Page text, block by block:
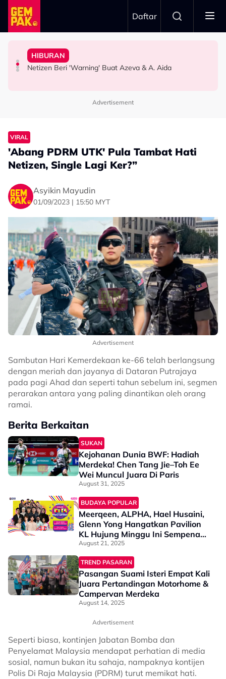
Skip to main content
Daftar
Bawa Anak Ke Klinik, Syasya Rizal Terkejut Dikenali
Doktor
HIBURAN
Netizen Beri 'Warning' Buat Azeva & A. Aida
Kilauan Emas Selebriti: Fazlina Ahmad Daud Elak Nyanyi
Lagu Ogy, Tak Mahu Ada Perbandingan - "Saya Tak Nak
Sanggup ‘Battle’ Beli Tiket Gema Bumantara, Noraniza
Idris: “Masa Dapat Call, Ingat Jemput Jadi Penonton”
Advertisement
VIRAL
'Abang PDRM UTK' Pula Tambat Hati
Netizen, Single Lagi Ker?”
Asyikin Mayudin
01/09/2023 | 15:50 MYT
Advertisement
Sambutan Hari Kemerdekaan ke-66 telah berlangsung
dengan meriah dan jayanya di Dataran Putrajaya
pada pagi Ahad dan seperti tahun sebelum ini, segmen
perarakan antara yang paling dinantikan oleh orang
ramai.
Berita Berkaitan
SUKAN
Kejohanan Dunia BWF: Hadiah
Merdeka! Chen Tang Jie–Toh Ee
Wei Muncul Juara Di Paris
August 31, 2025
BUDAYA POPULAR
Meerqeen, ALPHA, Hael Husaini,
Glenn Yong Hangatkan Pavilion
KL Hujung Minggu Ini Sempena
Astro Hello Inilah Kita: Sehati
Bersama!
August 21, 2025
TREND PASARAN
Pasangan Suami Isteri Empat Kali
Juara Pertandingan Motorhome &
Campervan Merdeka
August 14, 2025
Advertisement
Seperti biasa, kontinjen Jabatan Bomba dan
Penyelamat Malaysia mendapat perhatian di media
sosial, namun bukan itu sahaja, nampaknya kontijen
Polis Di Raja Malaysia (PDRM) turut memikat hati.